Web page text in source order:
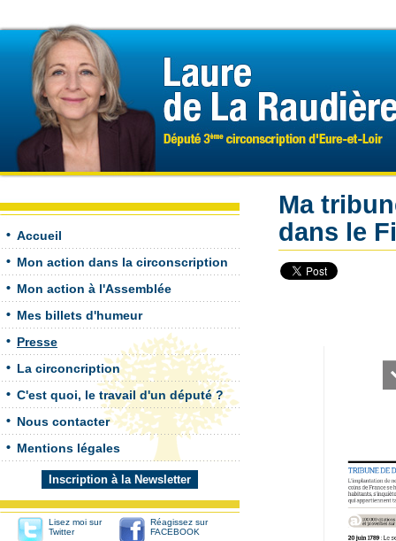
Accueil
Mon action dans la circonscription
Mon action à l'Assemblée
Mes billets d'humeur
Presse
La circoncription
C'est quoi, le travail d'un député ?
Nous contacter
Mentions légales
Inscription à la Newsletter
Lisez moi sur
Twitter
Réagissez sur
FACEBOOK
Ma
dans le